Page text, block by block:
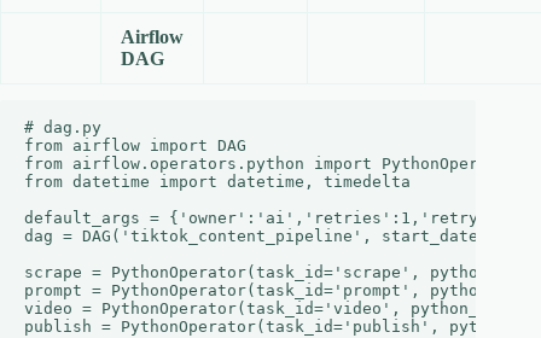
Airflow
DAG
# dag.py
from airflow import DAG
from airflow.operators.python import PythonOperator
from datetime import datetime, timedelta
default_args =
dag = DAG('tiktok_content_pipeline',
scrape = PythonOperator(task_id='scrape',
prompt = PythonOperator(task_id='prompt',
video = PythonOperator(task_id='video',
publish = PythonOperator(task_id='publish',